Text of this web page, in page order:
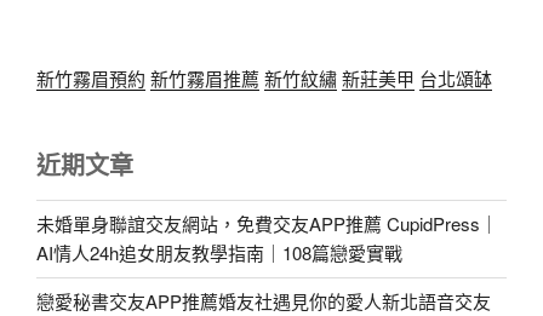
新竹霧眉預約 新竹霧眉推薦 新竹紋繡新莊美甲 台北頌缽
近期文章
未婚單身聯誼交友網站，免費交友APP推薦 CupidPress｜
AI情人24h追女朋友教學指南｜108篇戀愛實戰
戀愛秘書交友APP推薦婚友社遇見你的愛人新北語音交友